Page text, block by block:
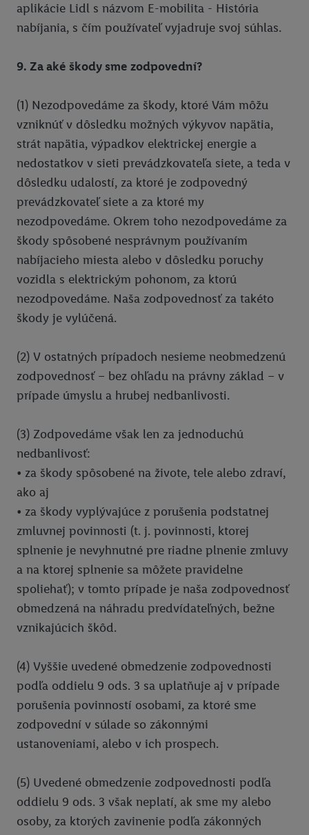
aplikácie Lidl s názvom E-mobilita - História
nabíjania, s čím používateľ vyjadruje svoj súhlas.
9. Za aké škody sme zodpovední?
(1) Nezodpovedáme za škody, ktoré Vám môžu
vzniknúť v dôsledku možných výkyvov napätia,
strát napätia, výpadkov elektrickej energie a
nedostatkov v sieti prevádzkovateľa siete, a teda v
dôsledku udalostí, za ktoré je zodpovedný
prevádzkovateľ siete a za ktoré my
nezodpovedáme. Okrem toho nezodpovedáme za
škody spôsobené nesprávnym používaním
nabíjacieho miesta alebo v dôsledku poruchy
vozidla s elektrickým pohonom, za ktorú
nezodpovedáme. Naša zodpovednosť za takéto
škody je vylúčená.
(2) V ostatných prípadoch nesieme neobmedzenú
zodpovednosť – bez ohľadu na právny základ – v
prípade úmyslu a hrubej nedbanlivosti.
(3) Zodpovedáme však len za jednoduchú
nedbanlivosť:
• za škody spôsobené na živote, tele alebo zdraví,
ako aj
• za škody vyplývajúce z porušenia podstatnej
zmluvnej povinnosti (t. j. povinnosti, ktorej
splnenie je nevyhnutné pre riadne plnenie zmluvy
a na ktorej splnenie sa môžete pravidelne
spoliehať); v tomto prípade je naša zodpovednosť
obmedzená na náhradu predvídateľných, bežne
vznikajúcich škôd.
(4) Vyššie uvedené obmedzenie zodpovednosti
podľa oddielu 9 ods. 3 sa uplatňuje aj v prípade
porušenia povinností osobami, za ktoré sme
zodpovední v súlade so zákonnými
ustanoveniami, alebo v ich prospech.
(5) Uvedené obmedzenie zodpovednosti podľa
oddielu 9 ods. 3 však neplatí, ak sme my alebo
osoby, za ktorých zavinenie podľa zákonných